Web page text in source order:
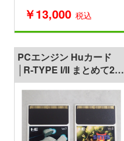
￥13,000 税込
PCエンジン Huカード
│R-TYPE I/II まとめて2枚
セット